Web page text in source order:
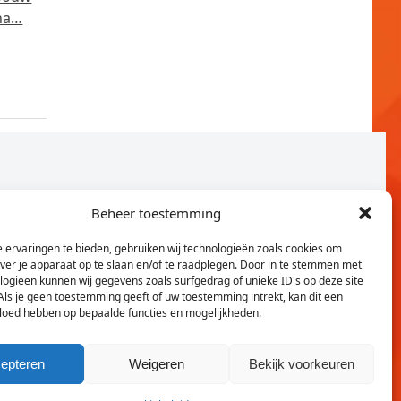
Beheer toestemming
ervaringen te bieden, gebruiken wij technologieën zoals cookies om
je apparaat op te slaan en/of te raadplegen. Door in te stemmen met
kunnen wij gegevens zoals surfgedrag of unieke ID's op deze site
je geen toestemming geeft of uw toestemming intrekt, kan dit een
hebben op bepaalde functies en mogelijkheden.
Weigeren Bekijk voorkeuren
Twitter